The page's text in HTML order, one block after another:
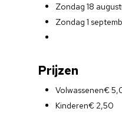
Zondag 18
Zondag 1
Prijzen
Volwassenen€
Kinderen€ 2,50